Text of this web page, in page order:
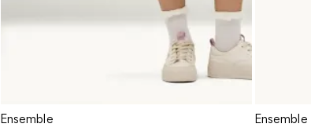
Ensemble
Ensemble